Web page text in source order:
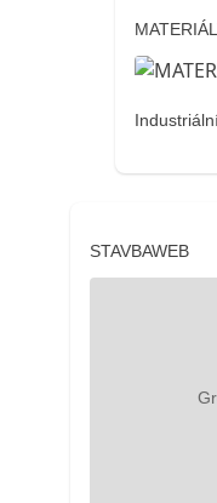
STAVBAWEB